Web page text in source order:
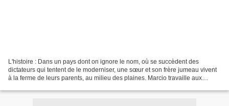
L'histoire : Dans un pays dont on ignore le nom, où se succèdent des
dictateurs qui tentent de le moderniser, une sœur et son frère jumeau vivent
à la ferme de leurs parents, au milieu des plaines. Marcio travaille aux